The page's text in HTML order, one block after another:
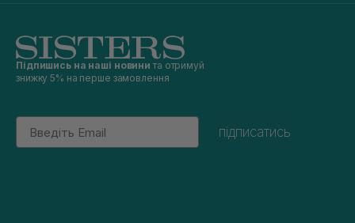
Підпишись на наші новини та отримуй
знижку 5% на перше замовлення
Email
підписатись